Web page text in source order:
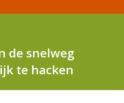
de snelweg
te hacken